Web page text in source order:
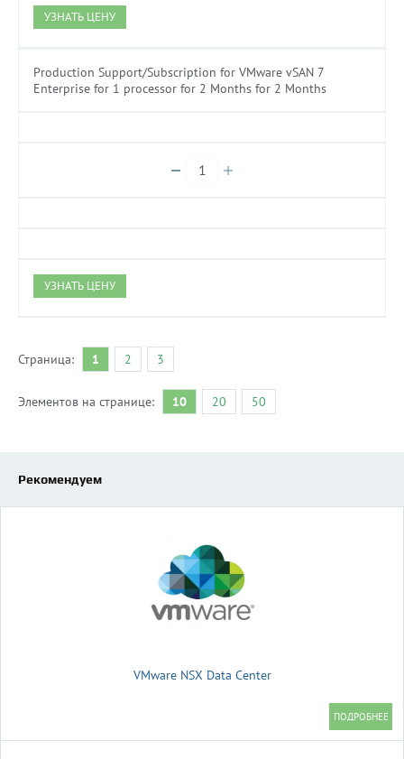
УЗНАТЬ ЦЕНУ
Production Support/Subscription for VMware vSAN 7
Enterprise for 1 processor for 2 Months for 2 Months
УЗНАТЬ ЦЕНУ
Страница: 1 2 3
Элементов на странице: 10 20 50
Рекомендуем
VMware NSX Data Center